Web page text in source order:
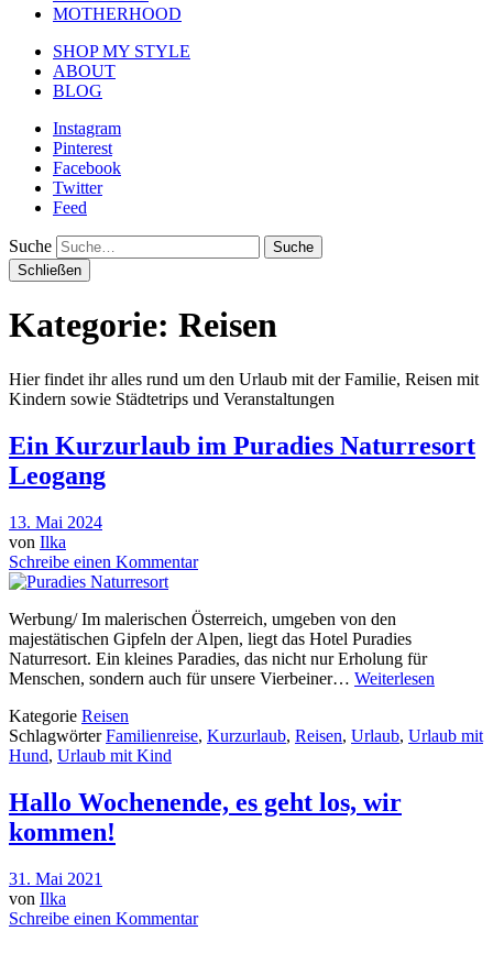
MOTHERHOOD
SHOP MY STYLE
ABOUT
BLOG
Instagram
Pinterest
Facebook
Twitter
Feed
Suche
Schließen
Kategorie: Reisen
Hier findet ihr alles rund um den Urlaub mit der Familie, Reisen mit
Kindern sowie Städtetrips und Veranstaltungen
Ein Kurzurlaub im Puradies Naturresort
Leogang
13. Mai 2024
von Ilka
Schreibe einen Kommentar
Werbung/ Im malerischen Österreich, umgeben von den
majestätischen Gipfeln der Alpen, liegt das Hotel Puradies
Naturresort. Ein kleines Paradies, das nicht nur Erholung für
Menschen, sondern auch für unsere Vierbeiner… Weiterlesen
Kategorie Reisen
SchlagwörterFamilienreise, Kurzurlaub, Reisen, Urlaub, Urlaub mit
Hund, Urlaub mit Kind
Hallo Wochenende, es geht los, wir
kommen!
31. Mai 2021
von Ilka
Schreibe einen Kommentar